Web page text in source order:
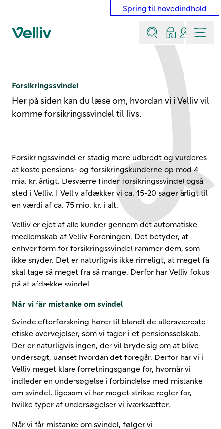
Spring til hovedindhold
Velliv startside
Søg Log indKontakt
Menu
Forsikringssvindel
Her på siden kan du læse om, hvordan vi i Velliv vil
komme forsikringssvindel til livs.
Forsikringssvindel er stadig mere udbredt og vurderes
at koste pensions- og forsikringskunderne op mod 4
mia. kr. årligt. Desværre finder forsikringssvindel også
sted i Velliv. I Velliv afdækker vi ca. 15-20 sager årligt til
en værdi af ca. 75 mio. kr. i alt.
Velliv er ejet af alle kunder gennem det automatiske
medlemskab af Velliv Foreningen. Det betyder, at
enhver form for forsikringssvindel rammer dem, som
ikke snyder. Det er naturligvis ikke rimeligt, at meget få
skal tage så meget fra så mange. Derfor har Velliv fokus
på at afdække svindel.
Når vi får mistanke om svindel
Svindelefterforskning hører til blandt de allersværeste
etiske overvejelser, som vi tager i et pensionsselskab.
Der er naturligvis ingen, der vil bryde sig om at blive
undersøgt, uanset hvordan det foregår. Derfor har vi i
Velliv meget klare forretningsgange for, hvornår vi
indleder en undersøgelse i forbindelse med mistanke
om svindel, ligesom vi har meget strikse regler for,
hvilke typer af undersøgelser vi iværksætter.
Når vi får mistanke om svindel, følger vi